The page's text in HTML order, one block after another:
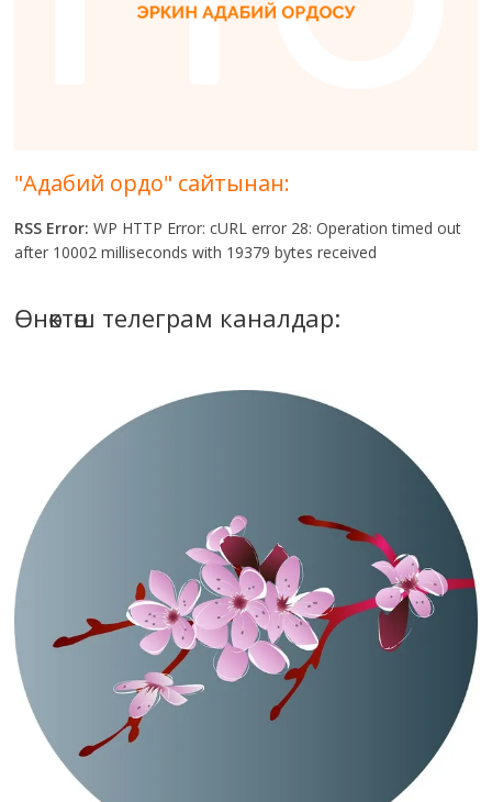
"Адабий ордо" сайтынан:
RSS Error: WP HTTP Error: cURL error 28: Operation timed out
after 10002 milliseconds with 19379 bytes received
Өнөктөш телеграм каналдар: